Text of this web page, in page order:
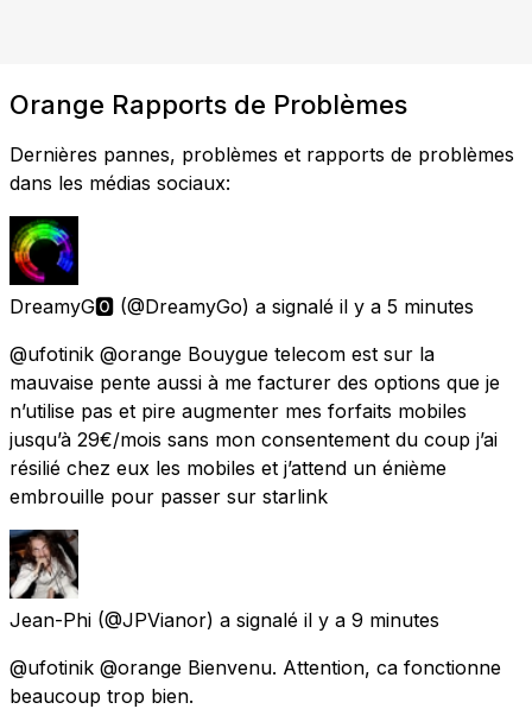
Orange Rapports de Problèmes
Dernières pannes, problèmes et rapports de problèmes
dans les médias sociaux:
DreamyG🅾️ (@DreamyGo) a signalé il y a 5 minutes
@ufotinik @orange Bouygue telecom est sur la
mauvaise pente aussi à me facturer des options que je
n’utilise pas et pire augmenter mes forfaits mobiles
jusqu’à 29€/mois sans mon consentement du coup j’ai
résilié chez eux les mobiles et j’attend un énième
embrouille pour passer sur starlink
Jean-Phi (@JPVianor) a signalé il y a 9 minutes
@ufotinik @orange Bienvenu. Attention, ca fonctionne
beaucoup trop bien.